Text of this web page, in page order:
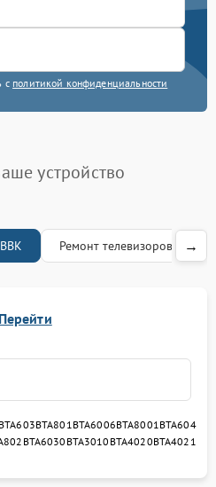
с политикой конфиденциальности
устройство
Ремонт телевизоров BBK
→
BTA603BTA801BTA6006BTA8001BTA604
BTA6030 BTA3010 BTA4020BTA4021